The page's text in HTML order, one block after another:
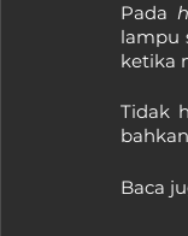
Pada
lampu
ketika
Tidak
Baca